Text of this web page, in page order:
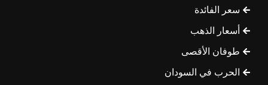
سعر الفائدة
أسعار الذهب
طوفان الأقصى
الحرب في السودان